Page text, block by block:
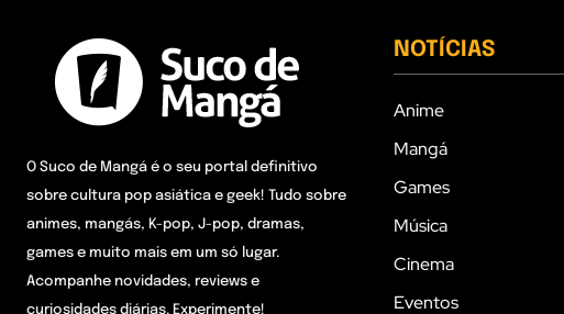
O Suco de Mangá é o seu portal definitivo
sobre cultura pop asiática e geek! Tudo sobre
animes, mangás, K-pop, J-pop, dramas,
games e muito mais em um só lugar.
Acompanhe novidades, reviews e
curiosidades diárias. Experimente!
NOTÍCIAS
Anime
Mangá
Games
Música
Cinema
Eventos